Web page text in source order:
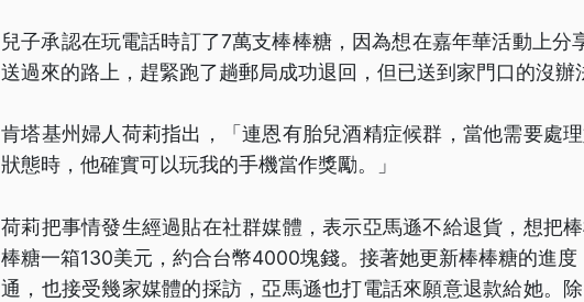
兒子承認在玩電話時訂了7萬支棒棒糖，因為想在嘉年華活動上分
送過來的路上，趕緊跑了趟郵局成功退回，但已送到家門口的沒辦
肯塔基州婦人荷莉指出，「連恩有胎兒酒精症候群，當他需要處
狀態時，他確實可以玩我的手機當作獎勵。」
荷莉把事情發生經過貼在社群媒體，表示亞馬遜不給退貨，想把
棒糖一箱130美元，約合台幣4000塊錢。接著她更新棒棒糖的進度
通，也接受幾家媒體的採訪，亞馬遜也打電話來願意退款給她。